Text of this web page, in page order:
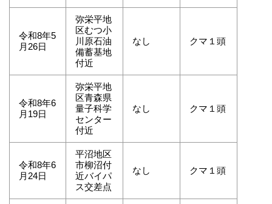
令和8年5
月26日
弥栄平地
区むつ小
川原石油
備蓄基地
付近
なし クマ１頭
令和8年6
月19日
弥栄平地
区青森県
量子科学
センター
付近
なし クマ１頭
令和8年6
月24日
平沼地区
市柳沼付
近バイパ
ス交差点
なし クマ１頭